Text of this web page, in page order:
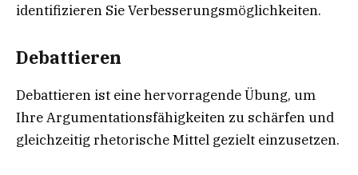
identifizieren Sie Verbesserungsmöglichkeiten.
Debattieren
Debattieren ist eine hervorragende Übung, um
Ihre Argumentationsfähigkeiten zu schärfen und
gleichzeitig rhetorische Mittel gezielt einzusetzen.